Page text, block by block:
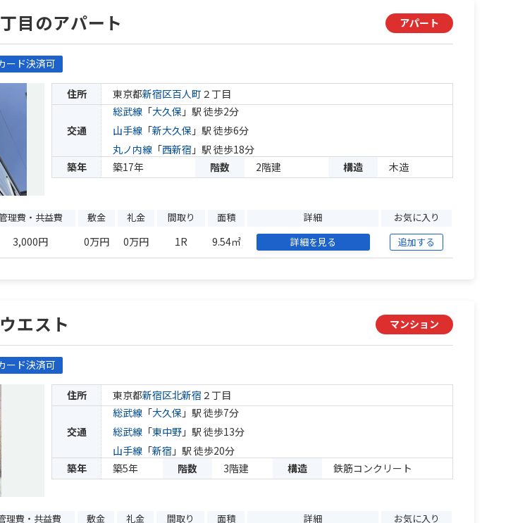
目のアパート アパート
ード決済可
住所 東京都新宿区百人町 ２丁目
交通
総武線 「大久保 」駅 徒歩2分
山手線 「新大久保 」駅 徒歩6分
丸ノ内線 「西新宿 」駅 徒歩18分
築年
築17年 階数 2階建 構造 木造
理費・共益費 敷金 礼金 間取り 面積 詳細 お気に入り
3,000円 0万円 0万円 1R 9.54㎡ 詳細を見る 追加する
エスト マンション
ード決済可
住所 東京都新宿区北新宿 ２丁目
交通
総武線 「大久保 」駅 徒歩7分
総武線 「東中野 」駅 徒歩13分
山手線 「新宿 」駅 徒歩20分
築年
築5年 階数 3階建 構造 鉄筋コンクリート
理費・共益費 敷金 礼金 間取り 面積 詳細 お気に入り